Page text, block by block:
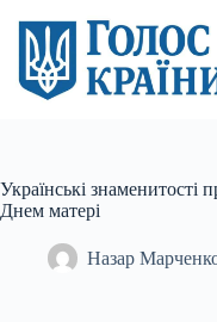
вмісту
Українські знаменитості
Днем матері
Назар